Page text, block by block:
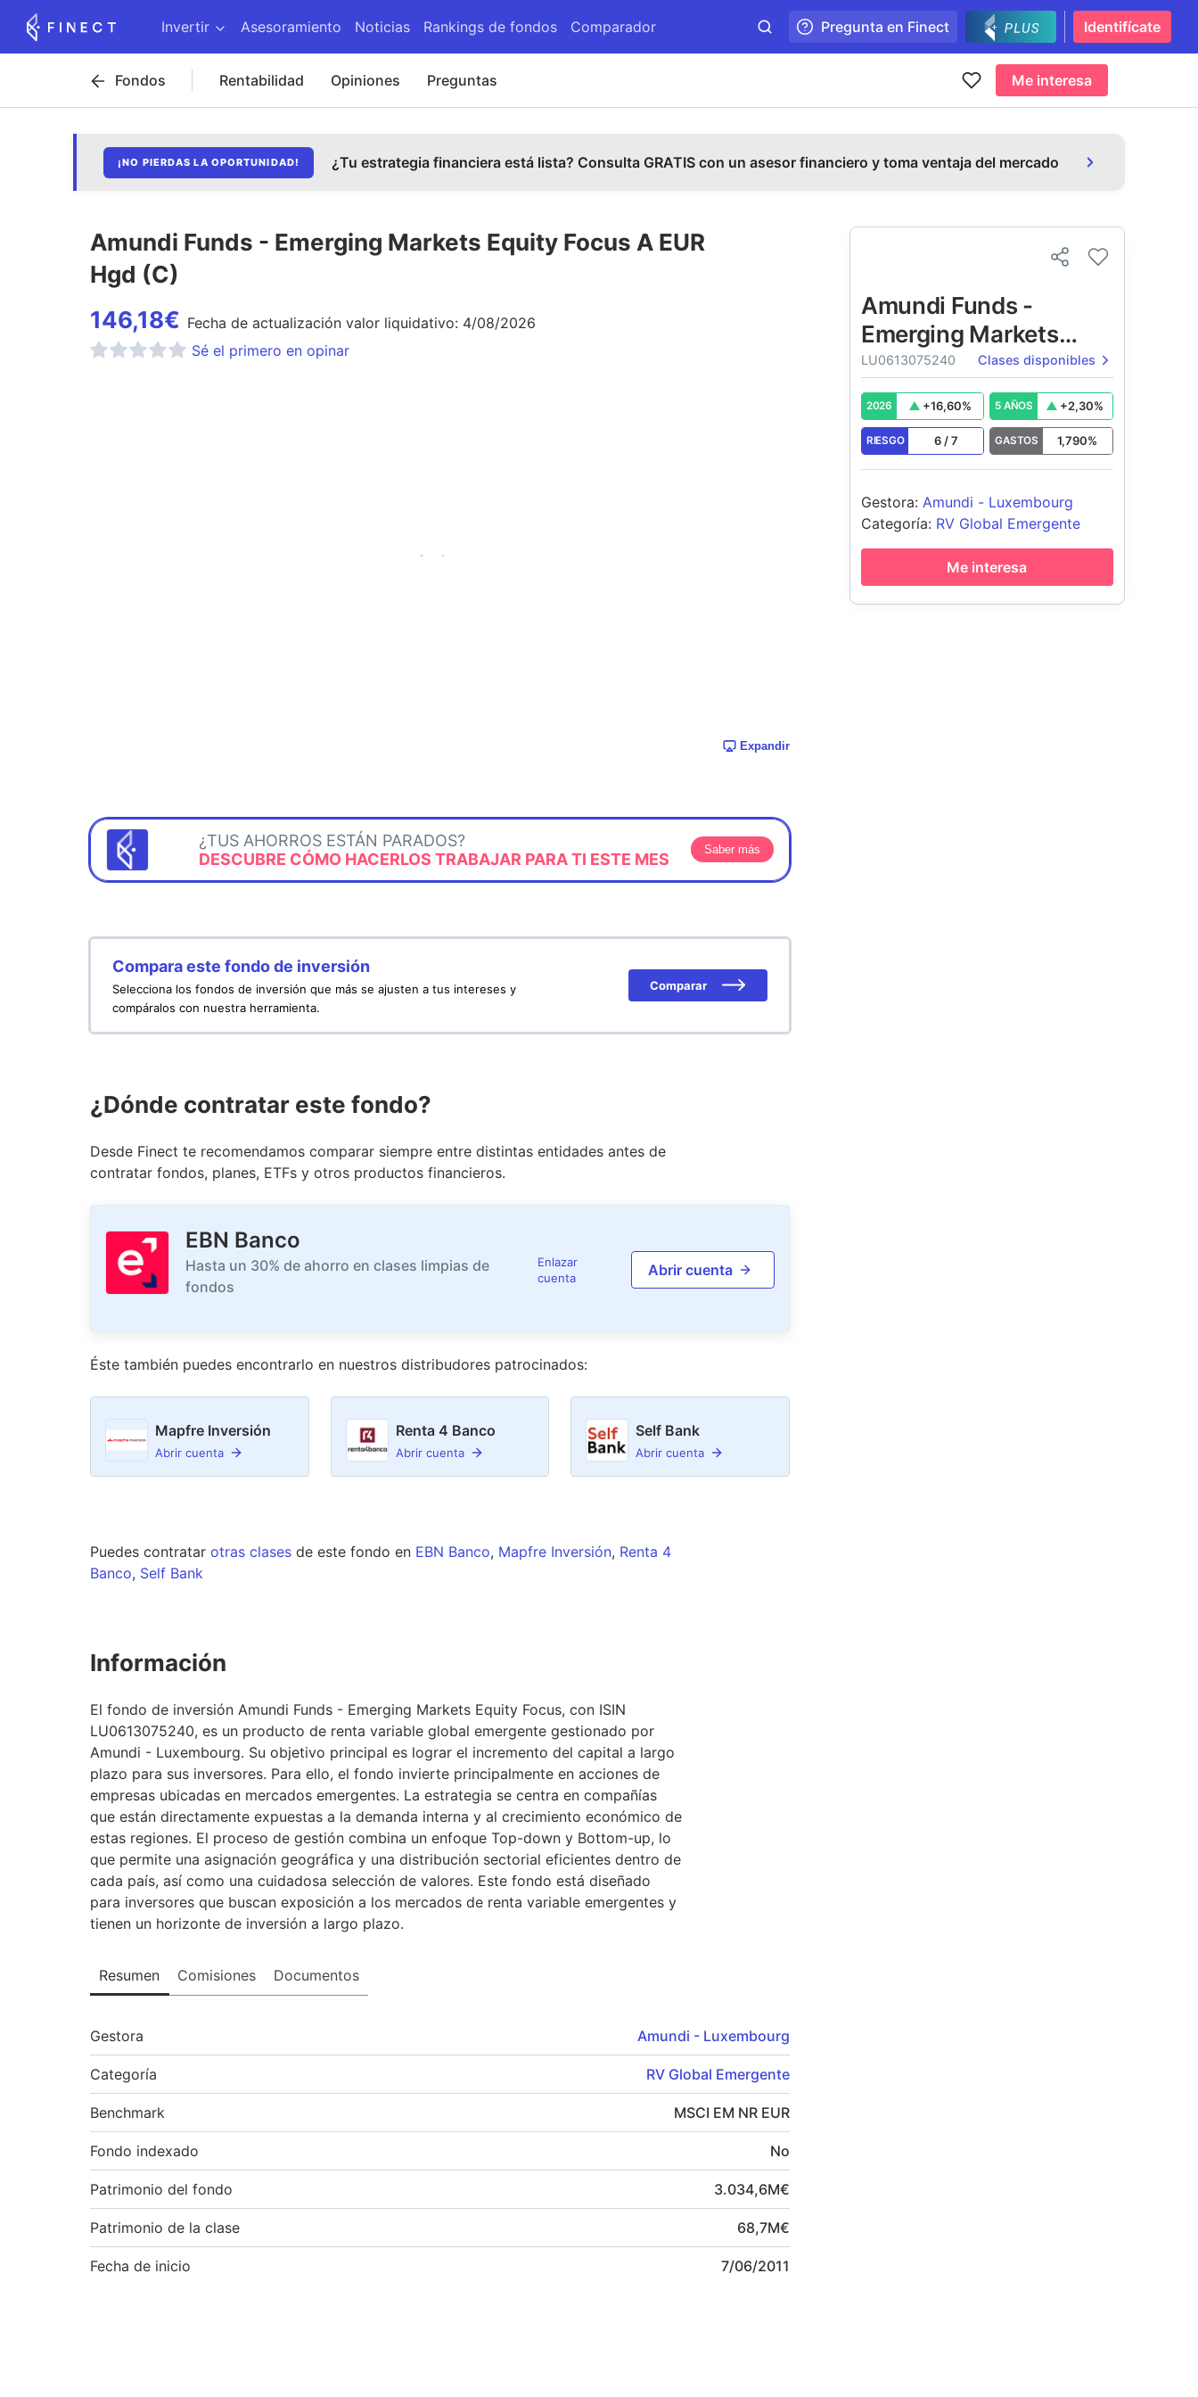
Invertir Asesoramiento Noticias Rankings de fondos Comparador Pregunta en Finect Identifícate
Fondos Rentabilidad Opiniones Preguntas Me interesa
¡NO PIERDAS LA OPORTUNIDAD! ¿Tu estrategia financiera está lista? Consulta GRATIS con un asesor financiero y toma ventaja del mercado
Amundi Funds - Emerging Markets Equity Focus A EUR
Hgd (C)
146,18€ Fecha de actualización valor liquidativo: 4/08/2026
Sé el primero en opinar
Expandir
¿TUS AHORROS ESTÁN PARADOS?
DESCUBRE CÓMO HACERLOS TRABAJAR PARA TI ESTE MES
Saber más
Compara este fondo de inversión
Selecciona los fondos de inversión que más se ajusten a tus intereses y
compáralos con nuestra herramienta.
Comparar
¿Dónde contratar este fondo?
Desde Finect te recomendamos comparar siempre entre distintas entidades antes de
contratar fondos, planes, ETFs y otros productos financieros.
EBN Banco
Hasta un 30% de ahorro en clases limpias de
fondos
Enlazar
cuenta
Abrir cuenta
Éste también puedes encontrarlo en nuestros distribudores patrocinados:
Mapfre Inversión
Abrir cuenta
Renta 4 Banco
Abrir cuenta
Self Bank
Abrir cuenta
Puedes contratar otras clases de este fondo en EBN Banco, Mapfre Inversión, Renta 4
Banco, Self Bank
Información
El fondo de inversión Amundi Funds - Emerging Markets Equity Focus, con ISIN
LU0613075240, es un producto de renta variable global emergente gestionado por
Amundi - Luxembourg. Su objetivo principal es lograr el incremento del capital a largo
plazo para sus inversores. Para ello, el fondo invierte principalmente en acciones de
empresas ubicadas en mercados emergentes. La estrategia se centra en compañías
que están directamente expuestas a la demanda interna y al crecimiento económico de
estas regiones. El proceso de gestión combina un enfoque Top-down y Bottom-up, lo
que permite una asignación geográfica y una distribución sectorial eficientes dentro de
cada país, así como una cuidadosa selección de valores. Este fondo está diseñado
para inversores que buscan exposición a los mercados de renta variable emergentes y
tienen un horizonte de inversión a largo plazo.
Resumen Comisiones Documentos
Gestora Amundi - Luxembourg
Categoría RV Global Emergente
Benchmark MSCI EM NR EUR
Fondo indexado No
Patrimonio del fondo 3.034,6M€
Patrimonio de la clase 68,7M€
Fecha de inicio 7/06/2011
Amundi Funds -
Emerging Markets
Equity Focus
LU0613075240 Clases disponibles
2026 +16,60% 5 AÑOS +2,30%
RIESGO 6/7 GASTOS 1,790%
Gestora: Amundi - Luxembourg
Categoría: RV Global Emergente
Me interesa